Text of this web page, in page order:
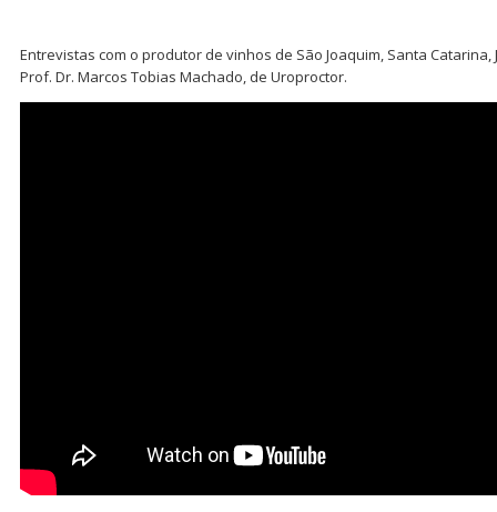
Entrevistas com o produtor de vinhos de São Joaquim, Santa Catarina,
Prof. Dr. Marcos Tobias Machado, de Uroproctor.